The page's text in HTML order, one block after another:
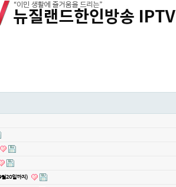
월20일까지)